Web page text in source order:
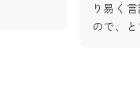
り易く
ので、